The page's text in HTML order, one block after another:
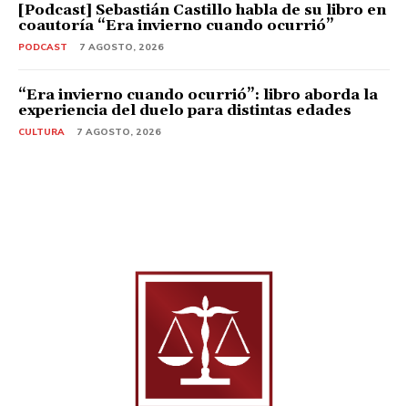
[Podcast] Sebastián Castillo habla de su libro en
coautoría “Era invierno cuando ocurrió”
PODCAST 7 AGOSTO, 2026
“Era invierno cuando ocurrió”: libro aborda la
experiencia del duelo para distintas edades
CULTURA 7 AGOSTO, 2026